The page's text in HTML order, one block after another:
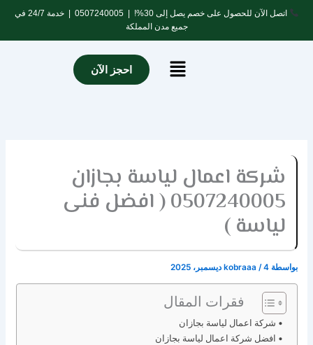
تخطي
المحتوى
اتصل الآن للحصول على خصم يصل إلى 30%! | 0507240005
| خدمة 24/7 في
جميع مدن المملكة
Menu احجز الآن
شركة اعمال لياسة بجازان
0507240005 ( افضل فنى
لياسة )
بواسطة kobraaa /4 ديسمبر، 2025
فقرات المقال
شركة اعمال لياسة بجازان
افضل شركة اعمال لياسة بجازان